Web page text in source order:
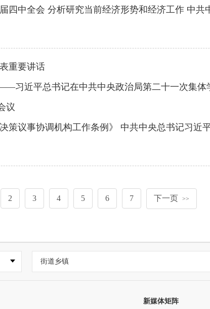
四中全会 分析研究当前经济形势和经济工作 中共
重要讲话
习近平总书记在中共中央政治局第二十一次集体
议
策议事协调机构工作条例》 中共中央总书记习近
2 3 4 5 6 7 下一页 >>
街道乡镇
新媒体矩阵